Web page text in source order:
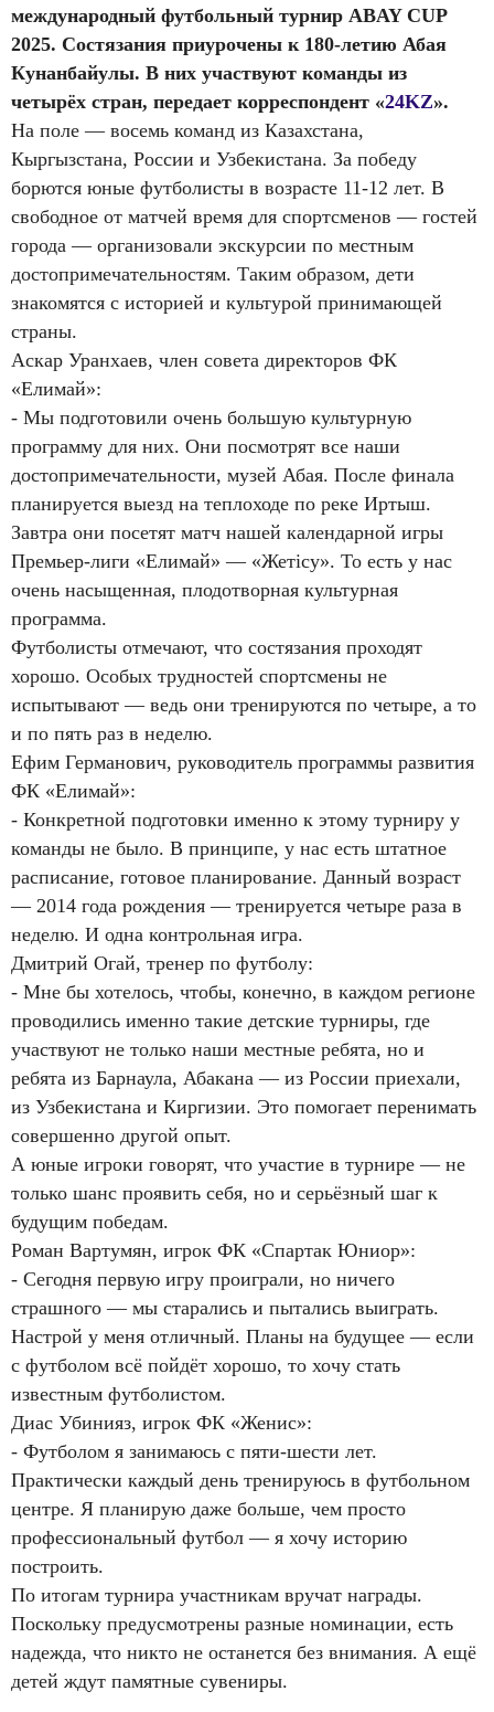
международный футбольный турнир ABAY CUP
2025. Состязания приурочены к 180-летию Абая
Кунанбайулы. В них участвуют команды из
четырёх стран, передает корреспондент «24KZ».
На поле — восемь команд из Казахстана,
Кыргызстана, России и Узбекистана. За победу
борются юные футболисты в возрасте 11-12 лет. В
свободное от матчей время для спортсменов — гостей
города — организовали экскурсии по местным
достопримечательностям. Таким образом, дети
знакомятся с историей и культурой принимающей
страны.
Аскар Уранхаев, член совета директоров ФК
«Елимай»:
- Мы подготовили очень большую культурную
программу для них. Они посмотрят все наши
достопримечательности, музей Абая. После финала
планируется выезд на теплоходе по реке Иртыш.
Завтра они посетят матч нашей календарной игры
Премьер-лиги «Елимай» — «Жетісу». То есть у нас
очень насыщенная, плодотворная культурная
программа.
Футболисты отмечают, что состязания проходят
хорошо. Особых трудностей спортсмены не
испытывают — ведь они тренируются по четыре, а то
и по пять раз в неделю.
Ефим Германович, руководитель программы развития
ФК «Елимай»:
- Конкретной подготовки именно к этому турниру у
команды не было. В принципе, у нас есть штатное
расписание, готовое планирование. Данный возраст
— 2014 года рождения — тренируется четыре раза в
неделю. И одна контрольная игра.
Дмитрий Огай, тренер по футболу:
- Мне бы хотелось, чтобы, конечно, в каждом регионе
проводились именно такие детские турниры, где
участвуют не только наши местные ребята, но и
ребята из Барнаула, Абакана — из России приехали,
из Узбекистана и Киргизии. Это помогает перенимать
совершенно другой опыт.
А юные игроки говорят, что участие в турнире — не
только шанс проявить себя, но и серьёзный шаг к
будущим победам.
Роман Вартумян, игрок ФК «Спартак Юниор»:
- Сегодня первую игру проиграли, но ничего
страшного — мы старались и пытались выиграть.
Настрой у меня отличный. Планы на будущее — если
с футболом всё пойдёт хорошо, то хочу стать
известным футболистом.
Диас Убинияз, игрок ФК «Женис»:
- Футболом я занимаюсь с пяти-шести лет.
Практически каждый день тренируюсь в футбольном
центре. Я планирую даже больше, чем просто
профессиональный футбол — я хочу историю
построить.
По итогам турнира участникам вручат награды.
Поскольку предусмотрены разные номинации, есть
надежда, что никто не останется без внимания. А ещё
детей ждут памятные сувениры.